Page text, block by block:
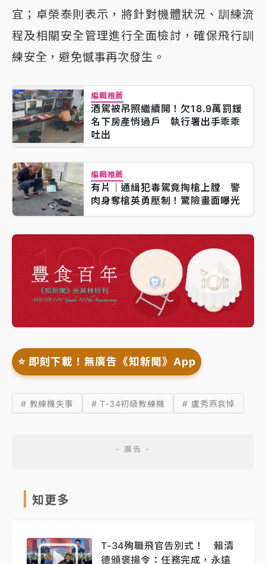
宜；卓榮泰則表示，將針對機體狀況、訓練流
程及相關安全管理進行全面檢討，確保飛行訓
練安全，避免憾事再次發生。
編輯推薦
酒駕被吊照繼續開！欠18.9萬罰鍰
名下房產悄過戶 執行署出手乖乖
吐出
編輯推薦
有片｜通緝犯毒駕竟掏槍上膛 警
肉身奪槍英勇壓制！驚險畫面曝光
⭐️ 即刻下載！無廣告《知新聞》App
# 教練機失事 # T-34初級教練機 # 盧秀燕哀悼
知更多
T-34殉職飛官告別式！ 賴清
德頒褒揚令：任務完成，永遠